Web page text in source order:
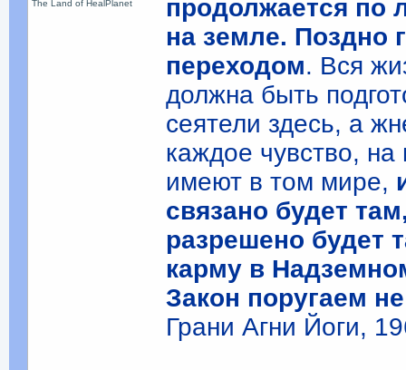
The Land of HealPlanet
продолжается по
на земле. Поздно
переходом. Вся
должна быть
сеятели здесь, а
каждое чувство, на
имеют в том мире,
связано будет
разрешено будет
карму в
Закон поругаем
Грани Агни Йоги,